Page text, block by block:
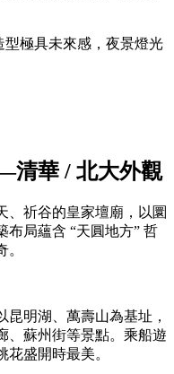
型極具未來感，夜景燈光
華 / 北大外觀
、祈谷的皇家壇廟，以圜
布局蘊含 “天圓地方” 哲
明湖、萬壽山為基址，
、蘇州街等景點。乘船遊
盛開時最美。